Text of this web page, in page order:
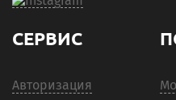
СЕРВИС
Авторизация